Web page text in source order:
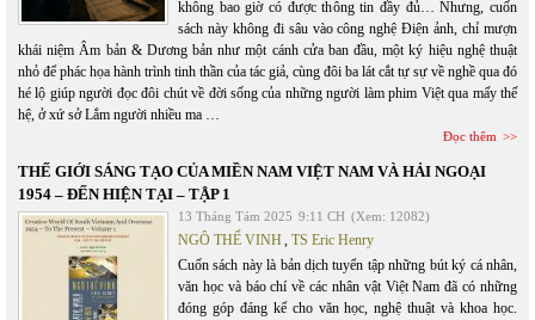
không bao giờ có được thông tin đầy đủ… Nhưng, cuốn
sách này không đi sâu vào công nghệ Điện ảnh, chỉ mượn
khái niệm Âm bản & Dương bản như một cánh cửa ban đầu, một ký hiệu nghệ thuật
nhỏ để phác họa hành trình tinh thần của tác giả, cùng đôi ba lát cắt tự sự về nghề qua đó
hé lộ giúp người đọc đôi chút về đời sống của những người làm phim Việt qua mấy thế
hệ, ở xứ sở Lắm người nhiều ma …
Đọc thêm
THẾ GIỚI SÁNG TẠO CỦA MIỀN NAM VIỆT NAM VÀ HẢI NGOẠI
1954 – ĐẾN HIỆN TẠI – TẬP 1
13 Tháng Tám 2025 9:11 CH (Xem: 12082)
NGÔ THẾ VINH, TS Eric Henry
Cuốn sách này là bản dịch tuyển tập những bút ký cá nhân,
văn học và báo chí về các nhân vật Việt Nam đã có những
đóng góp đáng kể cho văn học, nghệ thuật và khoa học.